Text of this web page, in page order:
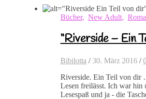
Bücher, New Adult,
“Riverside – Ein
Bibilotta / 30. März 2016 /
Riverside. Ein Teil von dir
Lesen freilässt. Ich war hin
Lesespaß und ja - die